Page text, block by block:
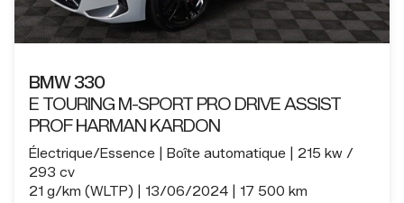
BMW 330
E TOURING M-SPORT PRO DRIVE ASSIST
PROF HARMAN KARDON
Électrique/Essence Boîte automatique
215 kw /
293 cv
21 g/km (WLTP)
13/06/2024 17 500 km